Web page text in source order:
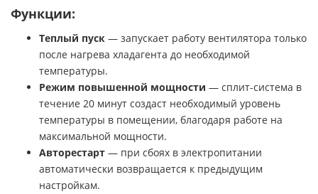
Функции:
Теплый пуск — запускает работу вентилятора только
после нагрева хладагента до необходимой
температуры.
Режим повышенной мощности — сплит-система в
течение 20 минут создаст необходимый уровень
температуры в помещении, благодаря работе на
максимальной мощности.
Авторестарт — при сбоях в электропитании
автоматически возвращается к предыдущим
настройкам.